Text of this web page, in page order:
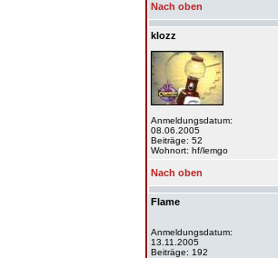
Nach oben
klozz
Anmeldungsdatum:
08.06.2005
Beiträge: 52
Wohnort: hf/lemgo
Nach oben
Flame
Anmeldungsdatum:
13.11.2005
Beiträge: 192